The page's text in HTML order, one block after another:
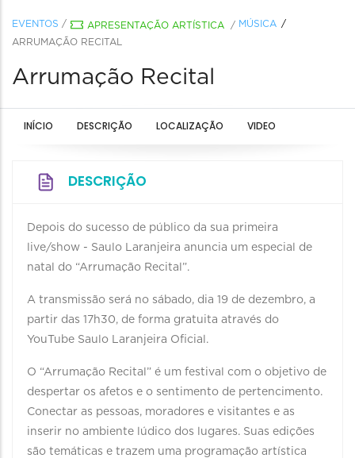
EVENTOS / APRESENTAÇÃO ARTÍSTICA / MÚSICA
ARRUMAÇÃO RECITAL
Arrumação Recital
INÍCIO DESCRIÇÃO LOCALIZAÇÃO VIDEO
DESCRIÇÃO
Depois do sucesso de público da sua primeira
live/show - Saulo Laranjeira anuncia um especial de
natal do “Arrumação Recital”.
A transmissão será no sábado, dia 19 de dezembro, a
partir das 17h30, de forma gratuita através do
YouTube Saulo Laranjeira Oficial.
O “Arrumação Recital” é um festival com o objetivo de
despertar os afetos e o sentimento de pertencimento.
Conectar as pessoas, moradores e visitantes e as
inserir no ambiente lúdico dos lugares. Suas edições
são temáticas e trazem uma programação artística